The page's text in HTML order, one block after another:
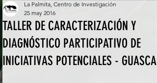
TALLER DE CARACTERIZACIÓN Y
DIAGNÓSTICO PARTICIPATIVO DE
INICIATIVAS POTENCIALES - GUASCA
La Palmita, Centro de Investigación
25 may 2016